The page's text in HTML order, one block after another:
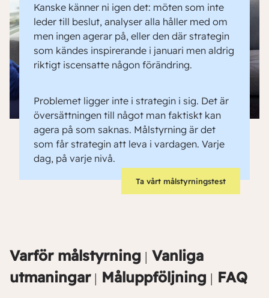
Kanske känner ni igen det: möten som inte
leder till beslut, analyser alla håller med om
men ingen agerar på, eller den där strategin
som kändes inspirerande i januari men aldrig
riktigt iscensatte någon förändring.
Problemet ligger inte i strategin i sig. Det är
översättningen till något man faktiskt kan
agera på som saknas. Målstyrning är det
som får strategin att leva i vardagen. Varje
dag, på varje nivå.
Ta vårt målstyrningstest
Varför målstyrning
Vanliga
utmaningar│ Måluppföljning FAQ